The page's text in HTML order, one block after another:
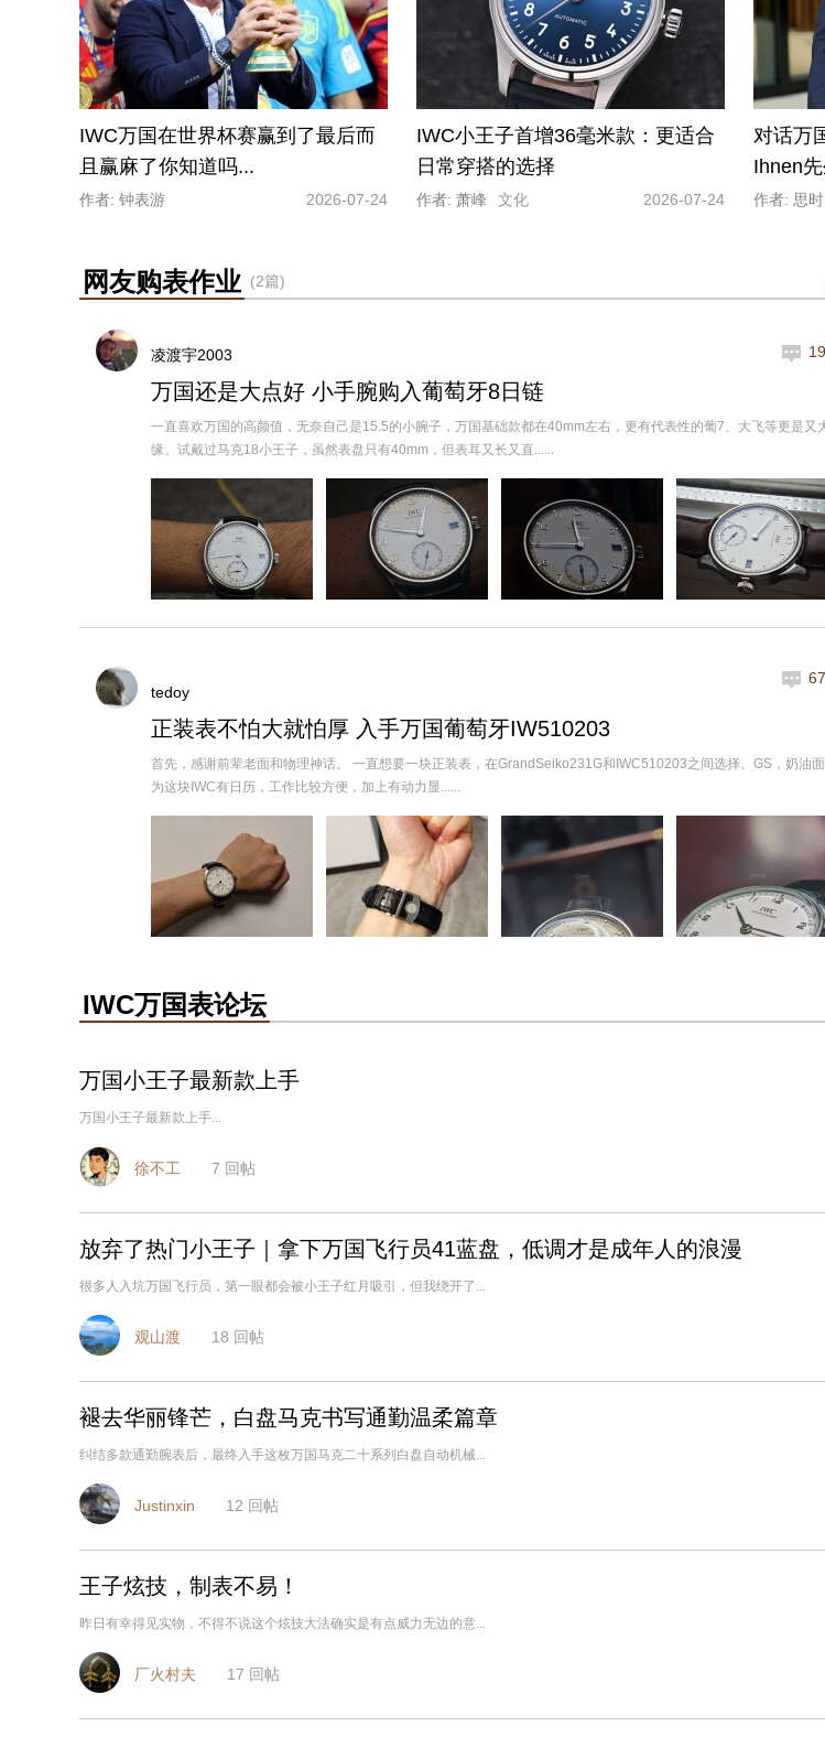
IWC万国在世界杯赛赢到了最后而
且赢麻了你知道吗...
作者: 钟表游 2026-07-24
IWC小王子首增36毫米款：更适合
日常穿搭的选择
作者: 萧峰 文化 2026-07-24
对话万
Ihnen
精神与
作者: 思时
网友购表作业 (2篇)
凌渡宇2003
万国还是大点好 小手腕购入葡萄牙8日链
一直喜欢万国的高颜值，无奈自己是15.5的小腕子，万国基础款都在40mm左右，更有代表性的葡7、大飞等更是又
缘。试戴过马克18小王子，虽然表盘只有40mm，但表耳又长又直......
19
tedoy
正装表不怕大就怕厚 入手万国葡萄牙IW510203
首先，感谢前辈老面和物理神话。 一直想要一块正装表，在GrandSeiko231G和IWC510203之间选择。GS，奶油
为这块IWC有日历，工作比较方便，加上有动力显......
67
IWC万国表论坛
万国小王子最新款上手
万国小王子最新款上手...
徐不工 7 回帖
放弃了热门小王子｜拿下万国飞行员41蓝盘，低调才是成年人的浪漫
很多人入坑万国飞行员，第一眼都会被小王子红月吸引，但我绕开了...
观山渡 18 回帖
褪去华丽锋芒，白盘马克书写通勤温柔篇章
纠结多款通勤腕表后，最终入手这枚万国马克二十系列白盘自动机械...
Justinxin 12 回帖
王子炫技，制表不易！
昨日有幸得见实物，不得不说这个炫技大法确实是有点威力无边的意...
厂火村夫 17 回帖